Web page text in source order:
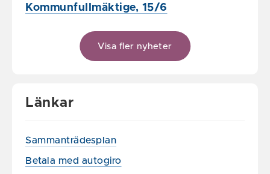
Kommunfullmäktige, 15/6
Visa fler nyheter
Länkar
Sammanträdesplan
Betala med autogiro